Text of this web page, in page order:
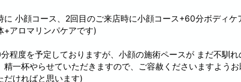
小顔コース、2回目のご来店時に小顔コース+60分ボディケ
+アロマリンパケアです)
度を予定しておりますが、小顔の施術ペースが まだ不馴れ
精一杯やらせていただきますので、ご容赦くださいますよう
ければと思います)